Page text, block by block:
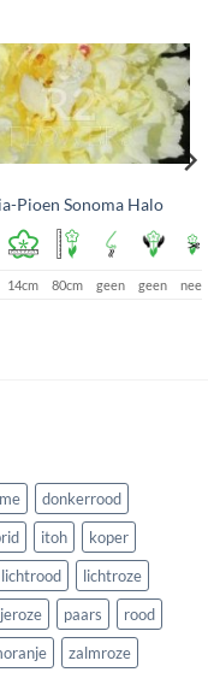
Pioen Sonoma Halo
14cm 80cm geen geen nee
donkerrood
itoh
koper
lichtrood
lichtroze
paars
rood
zalmroze